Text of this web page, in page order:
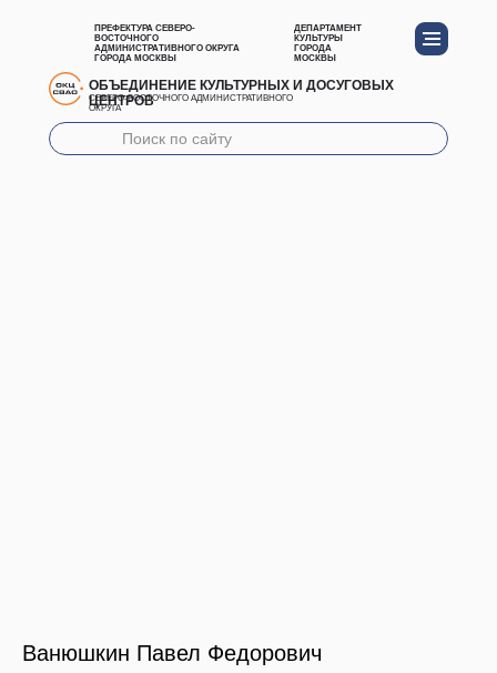
ПРЕФЕКТУРА СЕВЕРО-
ВОСТОЧНОГО
АДМИНИСТРАТИВНОГО ОКРУГА
ГОРОДА МОСКВЫ
ДЕПАРТАМЕНТ
КУЛЬТУРЫ
ГОРОДА
МОСКВЫ
ОБЪЕДИНЕНИЕ КУЛЬТУРНЫХ И ДОСУГОВЫХ
ЦЕНТРОВ
СЕВЕРО-ВОСТОЧНОГО АДМИНИСТРАТИВНОГО
ОКРУГА
Ванюшкин Павел Федорович